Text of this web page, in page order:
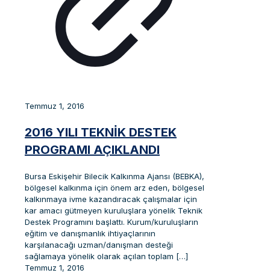
Temmuz 1, 2016
2016 YILI TEKNIK DESTEK
PROGRAMI AÇIKLANDI
Bursa Eskişehir Bilecik Kalkınma Ajansı (BEBKA),
bölgesel kalkınma için önem arz eden, bölgesel
kalkınmaya ivme kazandıracak çalışmalar için
kar amacı gütmeyen kuruluşlara yönelik Teknik
Destek Programını başlattı. Kurum/kuruluşların
eğitim ve danışmanlık ihtiyaçlarının
karşılanacağı uzman/danışman desteği
sağlamaya yönelik olarak açılan toplam […]
Temmuz 1, 2016